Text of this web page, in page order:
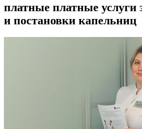
платные платные услуги
и постановки капельниц